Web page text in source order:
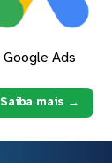
Google Ads
Saiba mais →